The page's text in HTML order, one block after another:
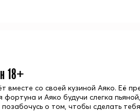
18+
вместе со своей кузиной Аяко. Её
и Аяко будучи слегка
о том, чтобы сделать